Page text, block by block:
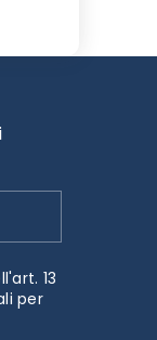
13
per